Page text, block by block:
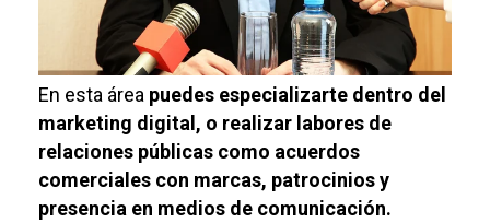
En esta área puedes especializarte dentro del
marketing digital, o realizar labores de
relaciones públicas como acuerdos
comerciales con marcas, patrocinios y
presencia en medios de comunicación.